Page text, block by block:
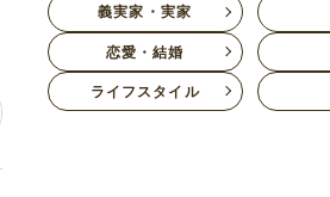
義実家・実家
恋愛・結婚
ライフスタイル